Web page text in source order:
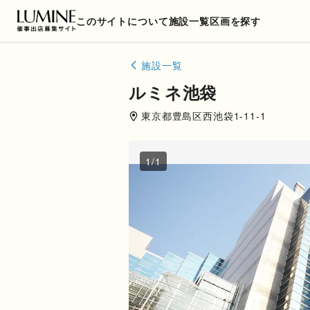
このサイトについて施設一覧区画を探す
施設一覧
ルミネ池袋
東京都豊島区西池袋1-11-1
1/1